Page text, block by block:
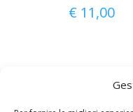
€ 11,00